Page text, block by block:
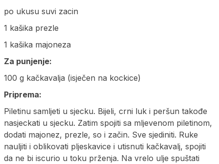
po ukusu suvi zacin
1 kašika prezle
1 kašika majoneza
Za punjenje:
100 g kačkavalja (isječen na kockice)
Priprema:
Piletinu samljeti u sjecku. Bijeli, crni luk i peršun takođe
nasjeckati u sjecku. Zatim spojiti sa mljevenom piletinom,
dodati majonez, prezle, so i začin. Sve sjediniti. Ruke
nauljiti i oblikovati pljeskavice i utisnuti kačkavalj, spojiti
da ne bi iscurio u toku prženja. Na vrelo ulje spuštati